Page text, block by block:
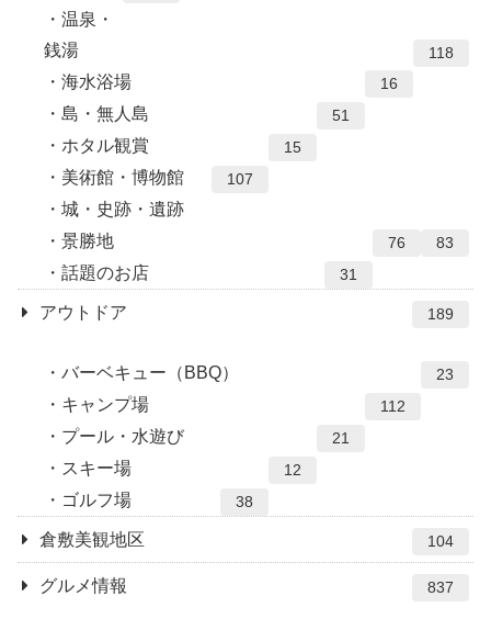
温泉・
銭湯
118
海水浴場 16
島・無人島 51
ホタル観賞 15
美術館・博物館 107
城・史跡・遺跡
83
景勝地 76
話題のお店 31
アウトドア 189
バーベキュー（BBQ） 23
キャンプ場 112
プール・水遊び 21
スキー場 12
ゴルフ場 38
倉敷美観地区 104
グルメ情報 837